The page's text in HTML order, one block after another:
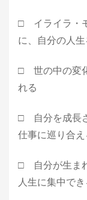
□ イライラ・
に、自分の人
□ 世の中の変
れる
□ 自分を成長
仕事に巡り合え
□ 自分が生ま
人生に集中でき